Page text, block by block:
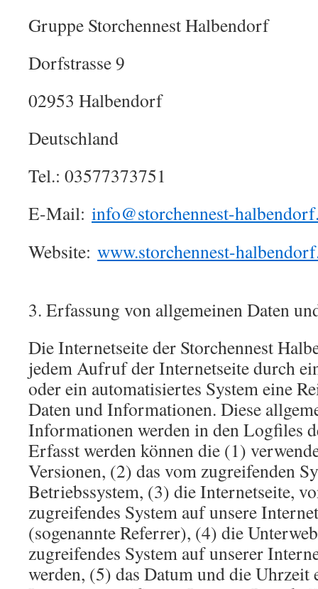
Gruppe Storchennest Halbendorf
Dorfstrasse 9
02953 Halbendorf
Deutschland
Tel.: 03577373751
E-Mail: info@storchennest-
Website: www.storchennest-
3. Erfassung von allgemeinen Daten
Die Internetseite der Storchennest
jedem Aufruf der Internetseite durch
oder ein automatisiertes System eine
Daten und Informationen. Diese
Informationen werden in den Logfiles
Erfasst werden können die (1)
Versionen, (2) das vom zugreifenden
Betriebssystem, (3) die Internetseite,
zugreifendes System auf unsere
(sogenannte Referrer), (4) die
zugreifendes System auf unserer
werden, (5) das Datum und die